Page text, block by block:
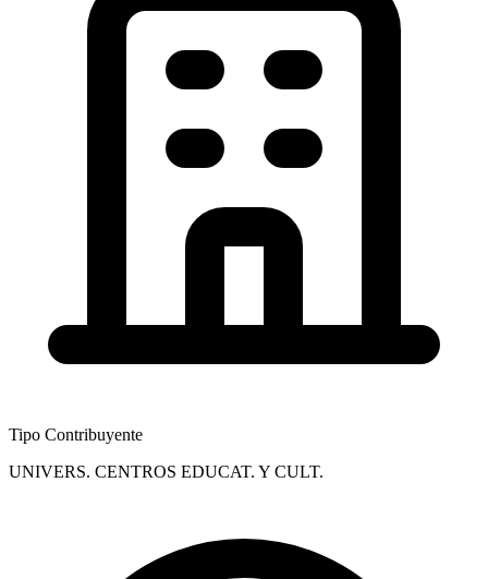
Tipo Contribuyente
UNIVERS. CENTROS EDUCAT. Y CULT.